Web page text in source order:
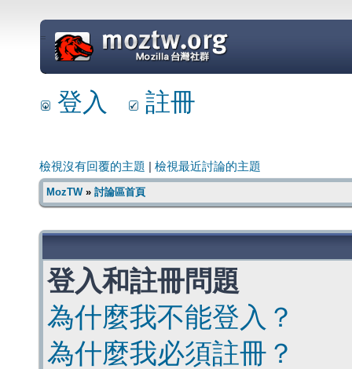
=
登入 註冊
檢視沒有回覆的主題 檢視最近討論的主題
MozTW» 討論區首頁
登入和註冊問題
為什麼我不能登入？
為什麼我必須註冊？